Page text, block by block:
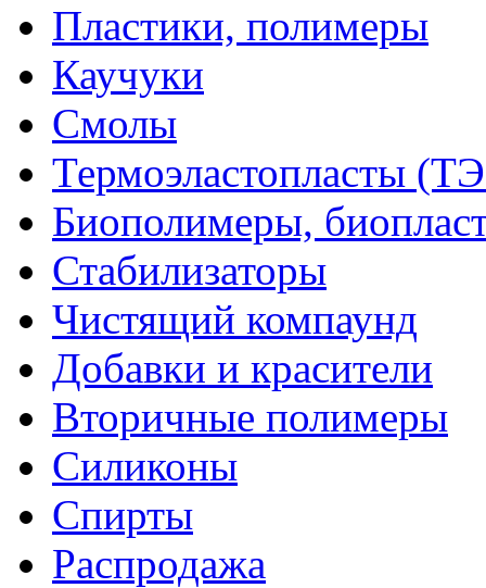
Пластики, полимеры
Каучуки
Смолы
Термоэластопласты
Биополимеры,
Стабилизаторы
Чистящий компаунд
Добавки и красители
Вторичные полимеры
Силиконы
Спирты
Распродажа